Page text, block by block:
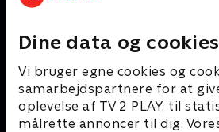
Dine data og cookies
Vi bruger egne cookies og
samarbejdspartnere for at
oplevelse af TV 2 PLAY, til
målrette annoncer til dig.